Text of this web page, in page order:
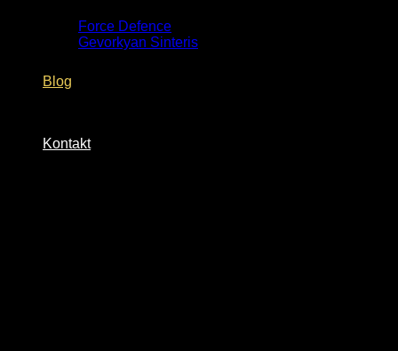
Force Defence
Gevorkyan Sinteris
Blog
Kontakt